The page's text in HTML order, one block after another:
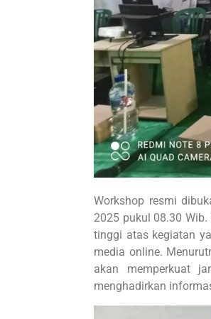
Workshop resmi
2025 pukul 08.30
tinggi atas kegiatan
media online.
akan memperkuat
menghadirkan